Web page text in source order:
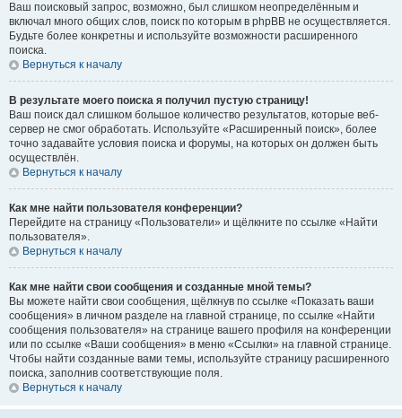
Ваш поисковый запрос, возможно, был слишком неопределённым и
включал много общих слов, поиск по которым в phpBB не осуществляется.
Будьте более конкретны и используйте возможности расширенного
поиска.
Вернуться к началу
В результате моего поиска я получил пустую страницу!
Ваш поиск дал слишком большое количество результатов, которые веб-
сервер не смог обработать. Используйте «Расширенный поиск», более
точно задавайте условия поиска и форумы, на которых он должен быть
осуществлён.
Вернуться к началу
Как мне найти пользователя конференции?
Перейдите на страницу «Пользователи» и щёлкните по ссылке «Найти
пользователя».
Вернуться к началу
Как мне найти свои сообщения и созданные мной темы?
Вы можете найти свои сообщения, щёлкнув по ссылке «Показать ваши
сообщения» в личном разделе на главной странице, по ссылке «Найти
сообщения пользователя» на странице вашего профиля на конференции
или по ссылке «Ваши сообщения» в меню «Ссылки» на главной странице.
Чтобы найти созданные вами темы, используйте страницу расширенного
поиска, заполнив соответствующие поля.
Вернуться к началу